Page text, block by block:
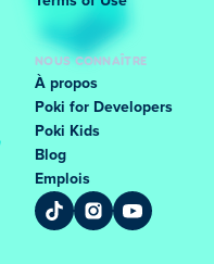
NOUS CONNAÎTRE
À propos
Poki for Developers
Poki Kids
Blog
Emplois